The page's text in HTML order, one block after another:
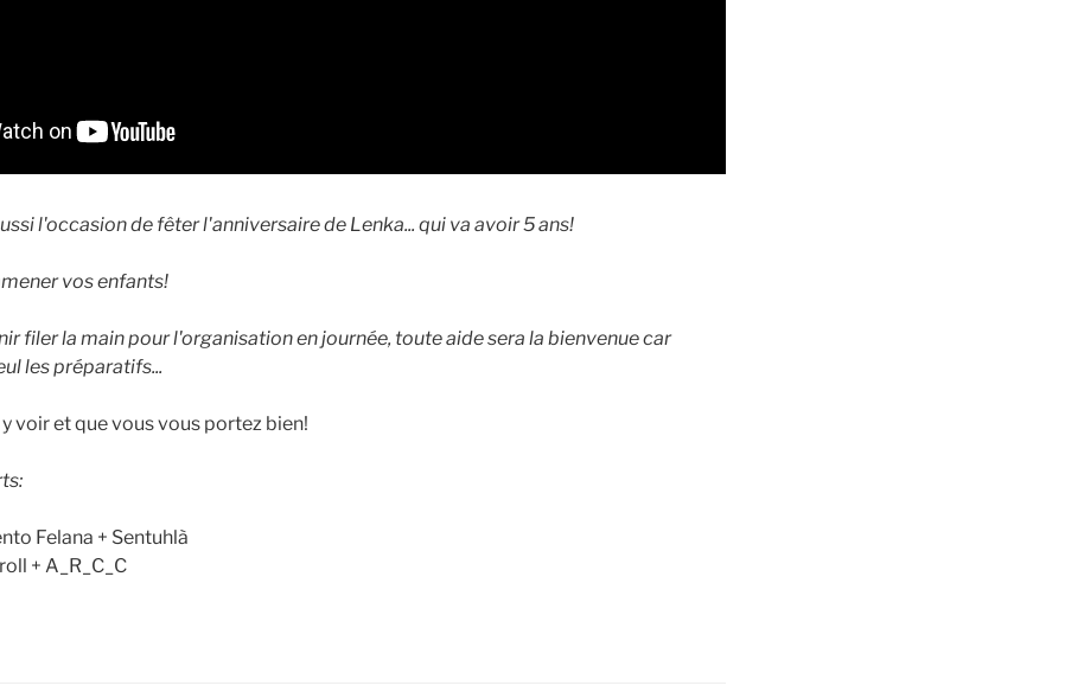
l'occasion de fêter l'anniversaire de Lenka... qui va avoir 5 ans!
vos enfants!
filer la main pour l'organisation en journée, toute aide sera la bienvenuecar
les préparatifs...
voir et que vous vous portez bien!
Felana + Sentuhlà
+ A_R_C_C